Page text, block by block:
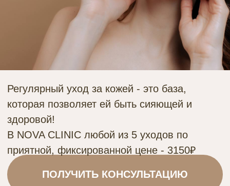
ПОЛУЧИТЬ КОНСУЛЬТАЦИЮ
В NOVA CLINIC любой из 5 уходов по
приятной, фиксированной цене - 3150₽